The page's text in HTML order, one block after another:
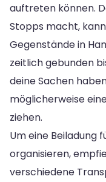
auftreten können.
Stopps macht,
Gegenstände in
zeitlich gebunden
deine Sachen
möglicherweise
ziehen.
Um eine Beiladung
organisieren,
verschiedene